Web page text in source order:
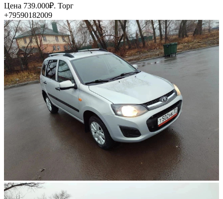
Цена 739.000₽. Торг
+79590182009